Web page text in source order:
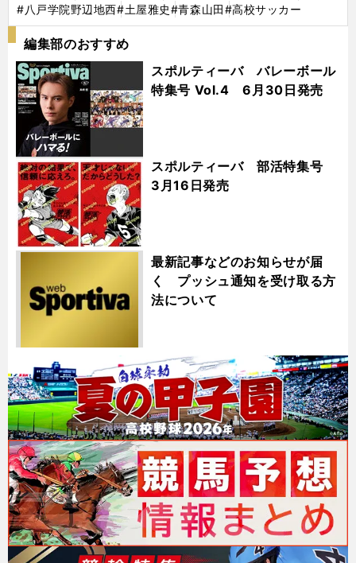
#八戸学院野辺地西#土屋雅史#青森山田#高校サッカー
編集部のおすすめ
スポルティーバ バレーボール
特集号 Vol.4 6月30日発売
スポルティーバ 部活特集号
3月16日発売
最新記事などのお知らせが届
く プッシュ通知を受け取る方
法について